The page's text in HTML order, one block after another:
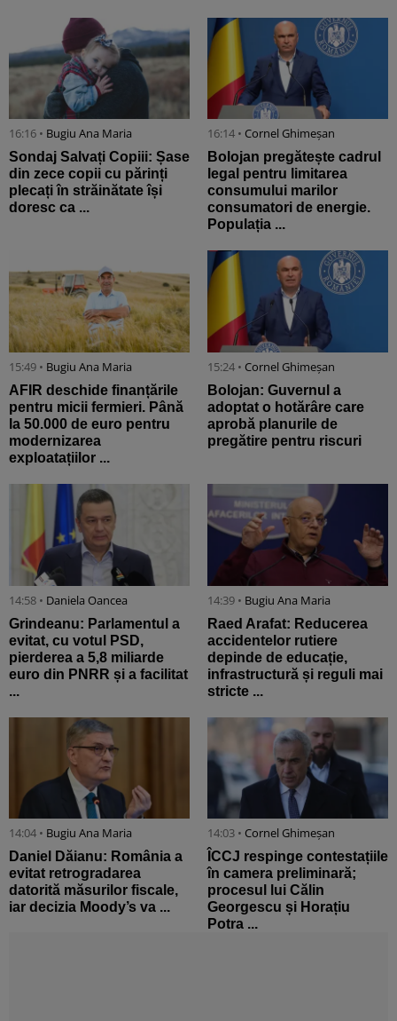
16:16 • Bugiu ⁠Ana Maria
Sondaj Salvați Copiii: Șase
din zece copii cu părinți
plecați în străinătate își
doresc ca ...
16:14 • Cornel Ghimeșan
Bolojan pregătește cadrul
legal pentru limitarea
consumului marilor
consumatori de energie.
Populația ...
15:49 • Bugiu ⁠Ana Maria
AFIR deschide finanțările
pentru micii fermieri. Până
la 50.000 de euro pentru
modernizarea
exploatațiilor ...
15:24 • Cornel Ghimeșan
Bolojan: Guvernul a
adoptat o hotărâre care
aprobă planurile de
pregătire pentru riscuri
14:58 • Daniela Oancea
Grindeanu: Parlamentul a
evitat, cu votul PSD,
pierderea a 5,8 miliarde
euro din PNRR și a facilitat
...
14:39 • Bugiu ⁠Ana Maria
Raed Arafat: Reducerea
accidentelor rutiere
depinde de educație,
infrastructură și reguli mai
stricte ...
14:04 • Bugiu ⁠Ana Maria
Daniel Dăianu: România a
evitat retrogradarea
datorită măsurilor fiscale,
iar decizia Moody’s va ...
14:03 • Cornel Ghimeșan
ÎCCJ respinge contestațiile
în camera preliminară;
procesul lui Călin
Georgescu și Horațiu
Potra ...